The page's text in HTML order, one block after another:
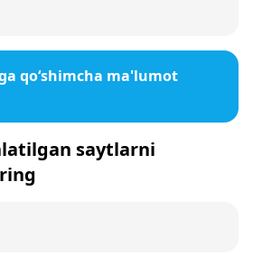
qo‘shimcha ma'lumot
saytlarni